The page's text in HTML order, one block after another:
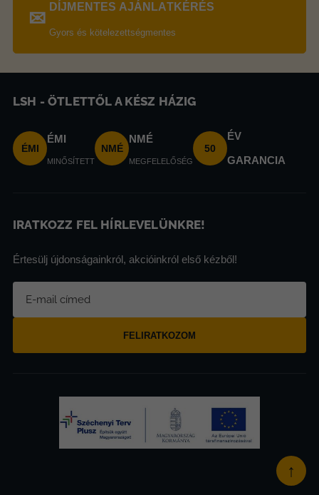
✉ DÍJMENTES AJÁNLATKÉRÉS
Gyors és kötelezettségmentes
LSH - ÖTLETTŐL A KÉSZ HÁZIG
ÉMI
ÉMI
MINŐSÍTETT
NMÉ
NMÉ
MEGFELELŐSÉG
50
ÉV
GARANCIA
IRATKOZZ FEL HÍRLEVELÜNKRE!
Értesülj újdonságainkról, akcióinkról első kézből!
FELIRATKOZOM
↑